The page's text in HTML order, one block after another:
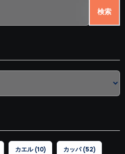
カエル(10) カッパ(52)